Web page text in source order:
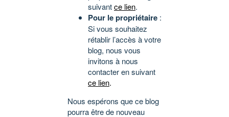
suivantce lien.
Pour le propriétaire :
Si vous souhaitez
rétablir l’accès à votre
blog, nous vous
invitons à nous
contacter en suivant
ce lien.
Nous espérons que ce blog
pourra être de nouveau